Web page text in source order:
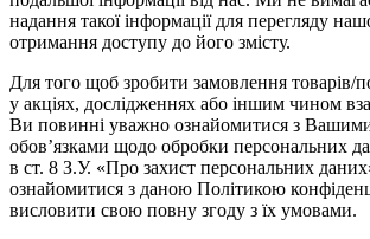
надання такої інформації для перегляду
отримання доступу до його змісту.
Для того щоб зробити замовлення товарів/
у акціях, дослідженнях або іншим чином
Ви повинні уважно ознайомитися з
обов’язками щодо обробки персональних
в ст. 8 З.У. «Про захист персональних
ознайомитися з даною Політикою
висловити свою повну згоду з їх умовами.